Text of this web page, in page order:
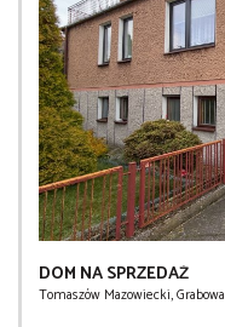
DOM NA SPRZEDAŻ
Tomaszów Mazowiecki, Grabowa